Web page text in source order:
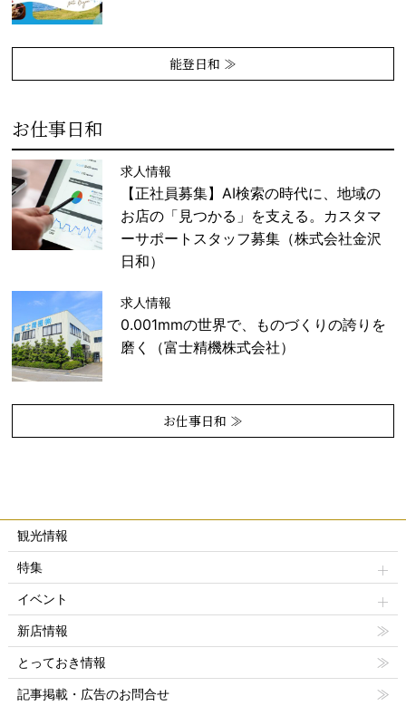
能登日和 ≫
お仕事日和
求人情報
【正社員募集】AI検索の時代に、地域の
お店の「見つかる」を支える。カスタマ
ーサポートスタッフ募集（株式会社金沢
日和）
求人情報
0.001mmの世界で、ものづくりの誇りを
磨く（富士精機株式会社）
お仕事日和 ≫
観光情報
特集
イベント
新店情報
とっておき情報
記事掲載・広告のお問合せ